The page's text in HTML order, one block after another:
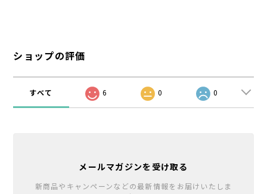
ショップの評価
すべて 6 0 0
メールマガジンを受け取る
新商品やキャンペーンなどの最新情報をお届けいたしま